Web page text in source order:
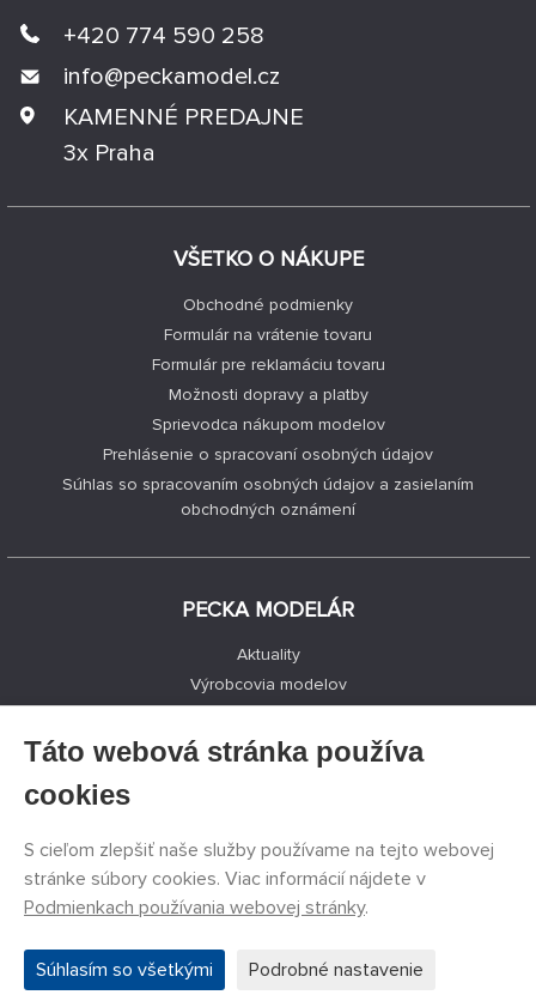
VŠETKO O NÁKUPE
Obchodné podmienky
Formulár na vrátenie tovaru
Formulár pre reklamáciu tovaru
Možnosti dopravy a platby
Sprievodca nákupom modelov
Prehlásenie o spracovaní osobných údajov
Súhlas so spracovaním osobných údajov a zasielaním
obchodných oznámení
PECKA MODELÁR
Aktuality
Výrobcovia modelov
Kontakty
Facebook
+420 774 590 258
info@peckamodel.cz
KAMENNÉ PREDAJNE
3x Praha
©PECKA MODELÁR s.r.o.
vyhradené.
Táto webová stránka používa
cookies
S cieľom zlepšiť naše služby používame na tejto webovej
stránke súbory cookies. Viac informácií nájdete v
Podmienkach používania webovej stránky.
Súhlasím so všetkými Podrobné nastavenie